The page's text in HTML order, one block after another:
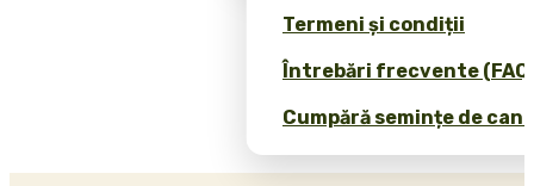
Termeni și condiții
Întrebări frecvente
Cumpără semințe de